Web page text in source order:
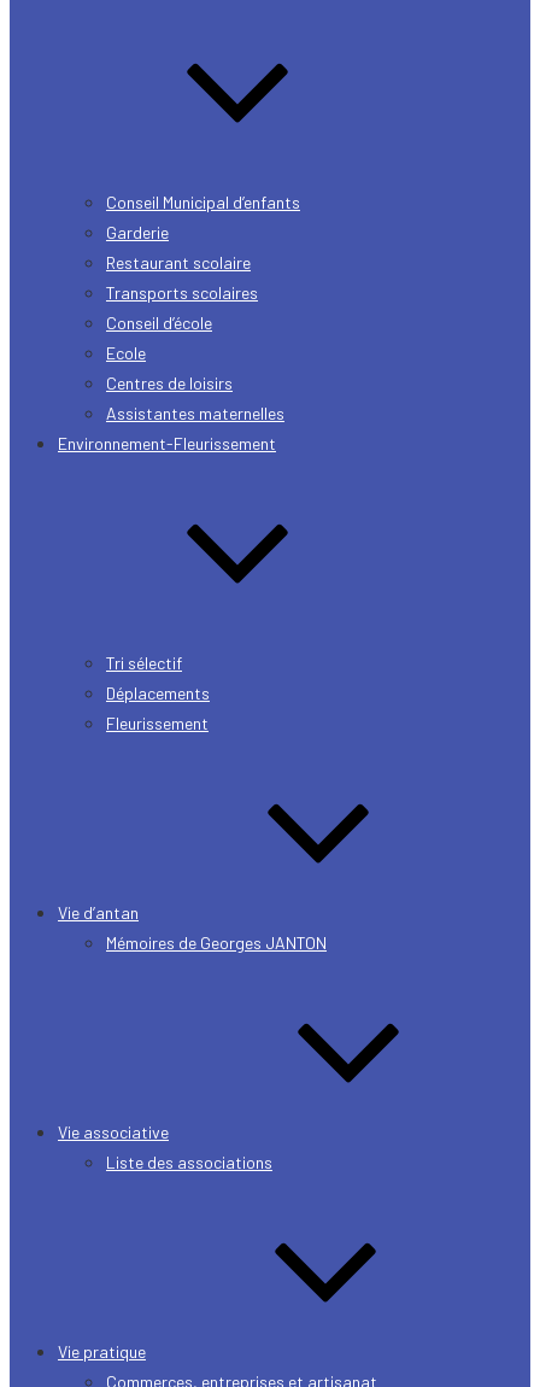
Conseil Municipal d’enfants
Garderie
Restaurant scolaire
Transports scolaires
Conseil d’école
Ecole
Centres de loisirs
Assistantes maternelles
Environnement-Fleurissement
Tri sélectif
Déplacements
Fleurissement
Vie d’antan
Mémoires de Georges JANTON
Vie associative
Liste des associations
Vie pratique
Commerces, entreprises et artisanat